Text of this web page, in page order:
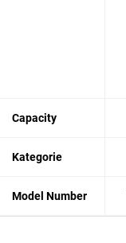
Capacity
Kategorie
Model Number